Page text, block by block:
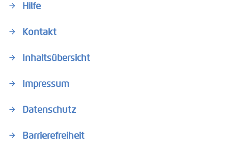
Hilfe
Kontakt
Inhaltsübersicht
Impressum
Datenschutz
Barrierefreiheit